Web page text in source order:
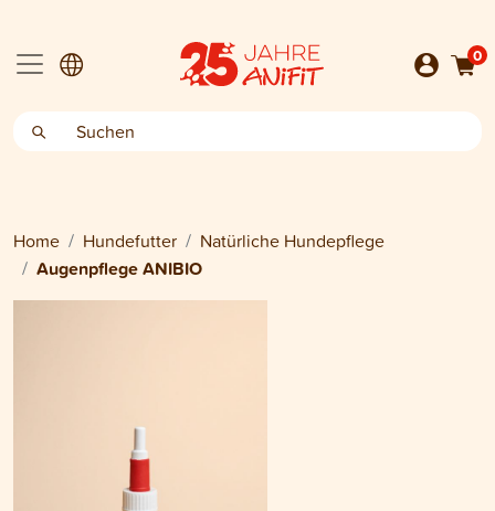
0
Home Hundefutter Natürliche Hundepflege
Augenpflege ANIBIO